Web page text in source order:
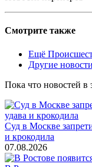
Смотрите также
Ещё
Другие
Пока что новостей в
Суд в Москве
и крокодила
07.08.2026